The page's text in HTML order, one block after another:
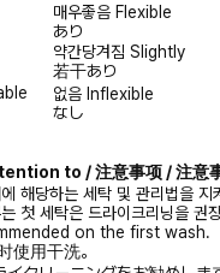
매우좋음 Flexible
あり
약간당겨짐 Slightly
若干あり
없음 Inflexible
なし
to / 注意事项 / 注意
해당하는 세탁 및 관리법을
첫 세탁은 드라이크리닝을 권
on the first wash.
使用干洗。